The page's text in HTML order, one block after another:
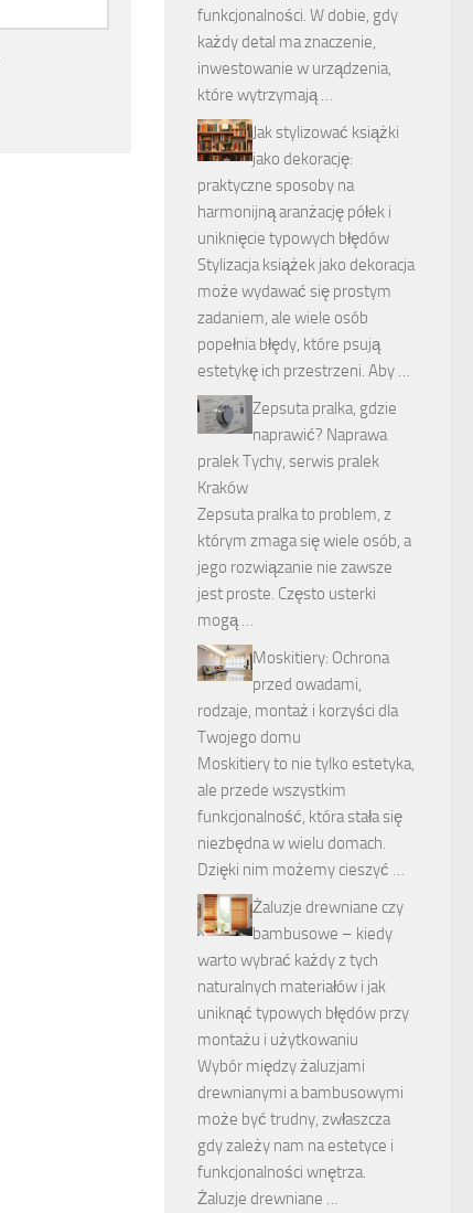
funkcjonalności. W dobie, gdy
każdy detal ma znaczenie,
inwestowanie w urządzenia,
które wytrzymają …
Jak stylizować książki
jako dekorację:
praktyczne sposoby na
harmonijną aranżację półek i
uniknięcie typowych błędów
Stylizacja książek jako dekoracja
może wydawać się prostym
zadaniem, ale wiele osób
popełnia błędy, które psują
estetykę ich przestrzeni. Aby …
Zepsuta pralka, gdzie
naprawić? Naprawa
pralek Tychy, serwis pralek
Kraków
Zepsuta pralka to problem, z
którym zmaga się wiele osób, a
jego rozwiązanie nie zawsze
jest proste. Często usterki
mogą …
Moskitiery: Ochrona
przed owadami,
rodzaje, montaż i korzyści dla
Twojego domu
Moskitiery to nie tylko estetyka,
ale przede wszystkim
funkcjonalność, która stała się
niezbędna w wielu domach.
Dzięki nim możemy cieszyć …
Żaluzje drewniane czy
bambusowe – kiedy
warto wybrać każdy z tych
naturalnych materiałów i jak
uniknąć typowych błędów przy
montażu i użytkowaniu
Wybór między żaluzjami
drewnianymi a bambusowymi
może być trudny, zwłaszcza
gdy zależy nam na estetyce i
funkcjonalności wnętrza.
Żaluzje drewniane …